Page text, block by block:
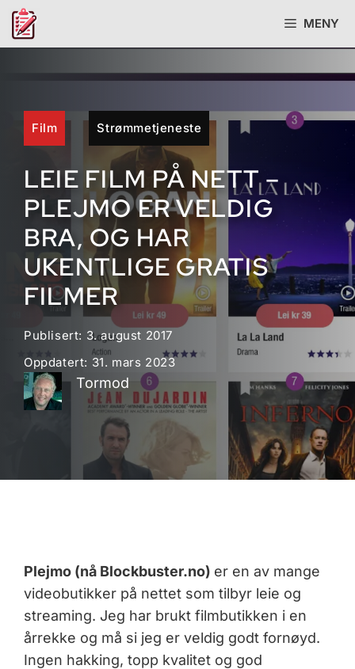
Hopp
MENY
Film Strømmetjeneste
LEIE FILM PÅ NETT –
PLEJMO ER VELDIG
BRA, OG HAR
UKENTLIGE GRATIS
FILMER
Publisert: 3. august 2017
Oppdatert: 31. mars 2023
Tormod
Plejmo (nå Blockbuster.no) er en av mange
videobutikker på nettet som tilbyr leie og
streaming. Jeg har brukt filmbutikken i en
årrekke og må si jeg er veldig godt fornøyd.
Ingen hakking, topp kvalitet og god